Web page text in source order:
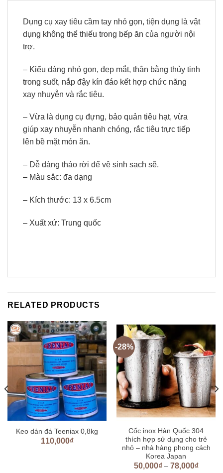
Dụng cụ xay tiêu cầm tay nhỏ gọn, tiện dụng là vật
dụng không thể thiếu trong bếp ăn của người nội
trợ.
– Kiểu dáng nhỏ gọn, đẹp mắt, thân bằng thủy tinh
trong suốt, nắp đậy kín đáo kết hợp chức năng
xay nhuyễn và rắc tiêu.
– Vừa là dụng cụ đựng, bảo quản tiêu hạt, vừa
giúp xay nhuyễn nhanh chóng, rắc tiêu trực tiếp
lên bề mặt món ăn.
– Dễ dàng tháo rời để vệ sinh sạch sẽ.
– Màu sắc: đa dạng
– Kích thước: 13 x 6.5cm
– Xuất xứ: Trung quốc
RELATED PRODUCTS
Keo dán đá Teeniax 0,8kg
110,000₫
-28%
Cốc inox Hàn Quốc 304
thích hợp sử dụng cho trẻ
nhỏ – nhà hàng phong cách
Korea Japan
50,000₫– 78,000₫